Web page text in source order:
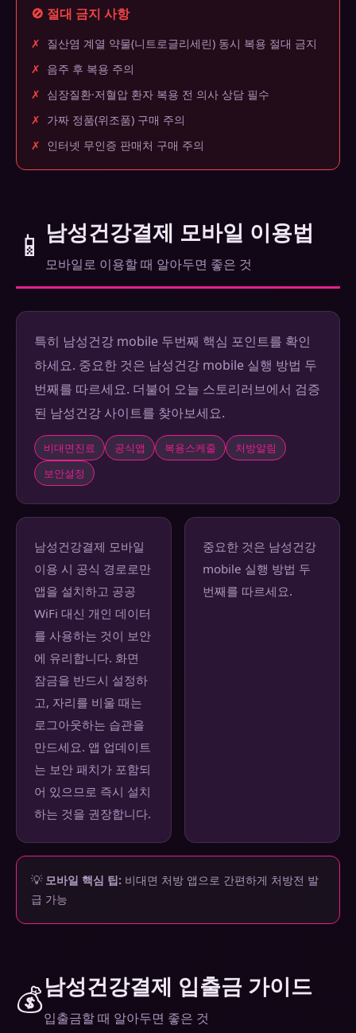
🚫 절대 금지 사항
✗ 질산염 계열 약물(니트로글리세린) 동시 복용 절대 금지
✗ 음주 후 복용 주의
✗ 심장질환·저혈압 환자 복용 전 의사 상담 필수
✗ 가짜 정품(위조품) 구매 주의
✗ 인터넷 무인증 판매처 구매 주의
📱 남성건강결제 모바일 이용법
모바일로 이용할 때 알아두면 좋은 것
특히 남성건강 mobile 두번째 핵심 포인트를 확인
하세요. 중요한 것은 남성건강 mobile 실행 방법 두
번째를 따르세요. 더불어 오늘 스토리러브에서 검증
된 남성건강 사이트를 찾아보세요.
비대면진료 공식앱 복용스케줄
처방알림
보안설정
남성건강결제 모바일
이용 시 공식 경로로만
앱을 설치하고 공공
WiFi 대신 개인 데이터
를 사용하는 것이 보안
에 유리합니다. 화면
잠금을 반드시 설정하
고, 자리를 비울 때는
로그아웃하는 습관을
만드세요. 앱 업데이트
는 보안 패치가 포함되
어 있으므로 즉시 설치
하는 것을 권장합니다.
중요한 것은 남성건강
mobile 실행 방법 두
번째를 따르세요.
💡 모바일 핵심 팁: 비대면 처방 앱으로 간편하게 처방전 발
급 가능
💰남성건강결제 입출금 가이드
입출금할 때 알아두면 좋은 것